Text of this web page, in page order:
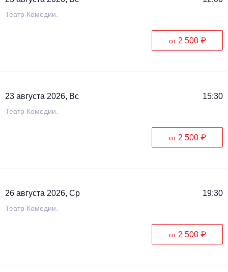
Театр Комедии.
от 2 500 ₽
23 августа 2026, Вс 15:30
Театр Комедии.
от 2 500 ₽
26 августа 2026, Ср 19:30
Театр Комедии.
от 2 500 ₽